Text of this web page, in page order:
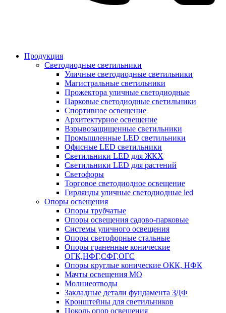
Продукция
Светодиодные светильники
Уличные светодиодные светильники
Магистральные светильники
Прожектора уличные светодиодные
Парковые светодиодные светильники
Спортивное освещение
Архитектурное освещение
Взрывозащищенные светильники
Промышленные LED светильники
Офисные LED светильники
Cветильники LED для ЖКХ
Светильники LED для растений
Светофоры
Торговое светодиодное освещение
Гирлянды уличные светодиодные led
Опоры освещения
Опоры трубчатые
Опоры освещения садово-парковые
Системы уличного освещения
Опоры светофорные стальные
Опоры граненные конические
ОГК,НФГ,СФГ,ОГС
Опоры круглые конические ОКК, НФК
Мачты освещения МО
Молниеотводы
Закладные детали фундамента ЗДФ
Кронштейны для светильников
Цоколь опор освещения